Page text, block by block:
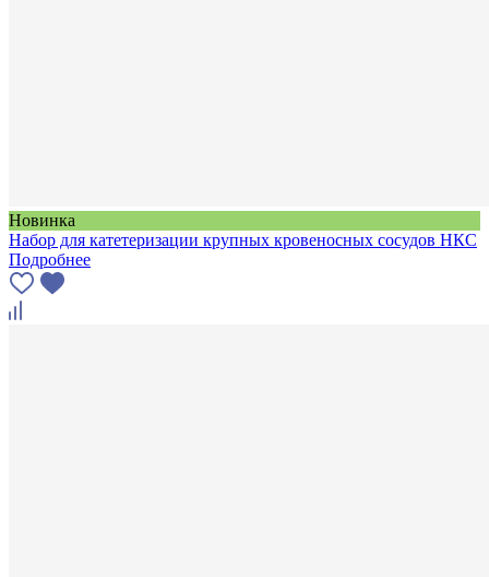
Новинка
Набор для катетеризации крупных кровеносных сосудов НКС
Подробнее